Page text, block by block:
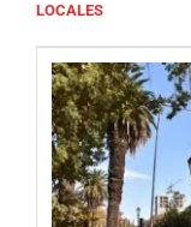
LOCALES